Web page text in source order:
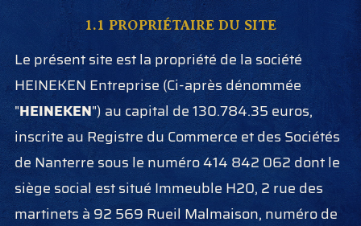
1.1 PROPRIÉTAIRE DU SITE
Le présent site est la propriété de la société
HEINEKEN Entreprise (Ci-après dénommée
"HEINEKEN") au capital de 130.784.35 euros,
inscrite au Registre du Commerce et des Sociétés
de Nanterre sous le numéro 414 842 062 dont le
siège social est situé Immeuble H20, 2 rue des
martinets à 92 569 Rueil Malmaison, numéro de